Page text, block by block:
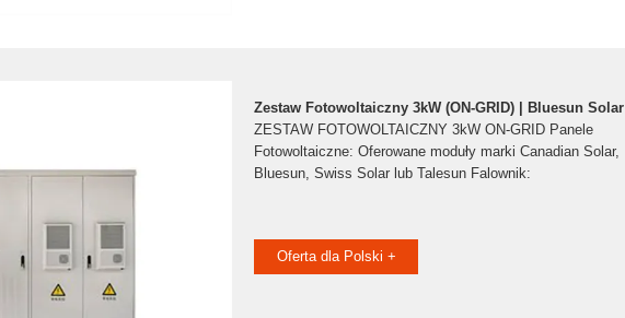
Zestaw Fotowoltaiczny 3kW (ON-GRID) | Bluesun Solar
ZESTAW FOTOWOLTAICZNY 3kW ON-GRID Panele
Fotowoltaiczne: Oferowane moduły marki Canadian Solar,
Bluesun, Swiss Solar lub Talesun Falownik:
Oferta dla Polski +